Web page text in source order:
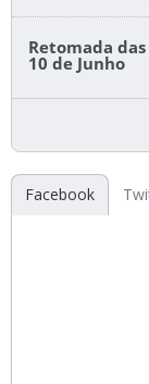
Retomada
10 de Junho
Facebook